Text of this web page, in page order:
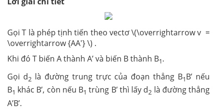
Gọi T là phép tịnh tiến theo vectơ \(\overrightarrow v =
\overrightarrow {AA'} \) .
Khi đó T biến A thành A’ và biến B thành B1.
Gọi d2là đường trung trực của đoạn thẳng B1B’ nếu
B1 khác B’, còn nếu B1 trùng B’ thì lấy d2 là đường thẳng
A’B’.